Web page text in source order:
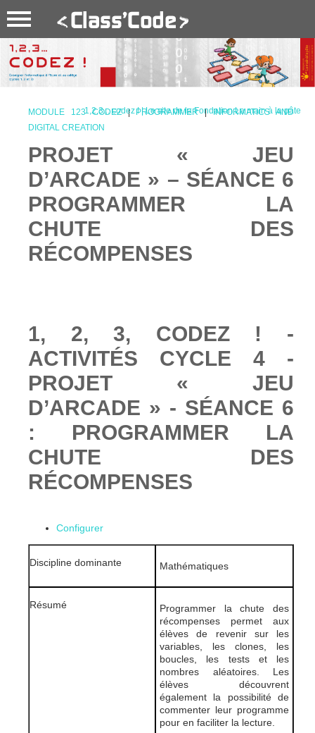
1,2,3... codez ! | Le site de la Fondation La main à la pâte
MODULE 123 CODEZ| PROGRAMMER|INFORMATICS AND
DIGITAL CREATION
PROJET « JEU
D’ARCADE » – SÉANCE 6
PROGRAMMER LA
CHUTE DES
RÉCOMPENSES
1, 2, 3, CODEZ ! -
ACTIVITÉS CYCLE 4 -
PROJET « JEU
D’ARCADE » - SÉANCE 6
: PROGRAMMER LA
CHUTE DES
RÉCOMPENSES
Configurer
Discipline dominante Mathématiques
Résumé
Programmer la chute des
récompenses permet aux
élèves de revenir sur les
variables, les clones, les
boucles, les tests et les
nombres aléatoires. Les
élèves découvrent
également la possibilité de
commenter leur programme
pour en faciliter la lecture.